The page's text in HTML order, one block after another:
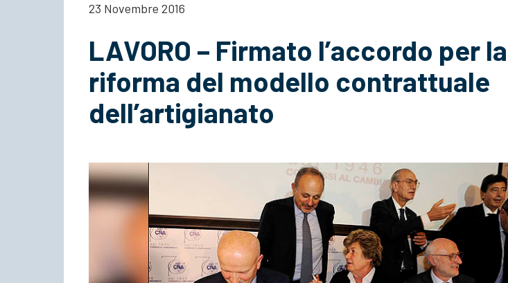
23 Novembre 2016
LAVORO – Firmato l’accordo per la
riforma del modello contrattuale
dell’artigianato